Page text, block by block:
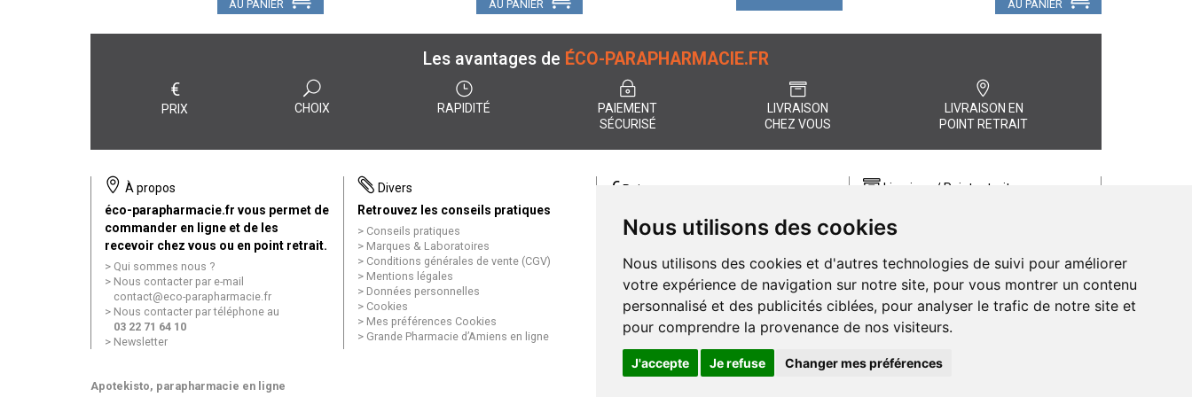
Nous utilisons des cookies
Nous utilisons des cookies et d'autres technologies de suivi pour améliorer
votre expérience de navigation sur notre site, pour vous montrer un contenu
personnalisé et des publicités ciblées, pour analyser le trafic de notre site et
pour comprendre la provenance de nos visiteurs.
J'accepte Je refuse Changer mes préférences
AU PANIER AU PANIER AU PANIER
Les avantages de ÉCO-PARAPHARMACIE.FR
€
PRIX CHOIX RAPIDITÉ
PAIEMENT
SÉCURISÉ
LIVRAISON
CHEZ VOUS
LIVRAISON EN
POINT RETRAIT
À propos
éco-parapharmacie.fr vous permet de
commander en ligne et de les
recevoir chez vous ou en point retrait.
Qui sommes nous ?
Nous contacter par e-mail
contact@eco-parapharmacie.fr
Nous contacter par téléphone au
03 22 71 64 10
Newsletter
Divers
Retrouvez les conseils pratiques
Conseils pratiques
Marques & Laboratoires
Conditions générales de vente (CGV)
Mentions légales
Données personnelles
Cookies
Mes préférences Cookies
Grande Pharmacie d’Amiens en ligne
€Paiement
paiement entièrement sécurisé, quel
Paiement sécurisé et simple
Livraison / Point retrait
commande rapidement chez vous ou
Livraison chez vous ou en points relais
Apotekisto, parapharmacie en ligne